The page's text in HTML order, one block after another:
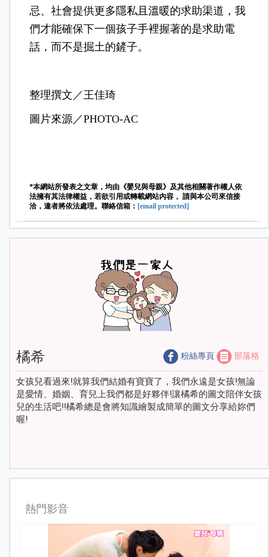
忌、社會提供更多隱私且溫暖的求助渠道，我
們才能確保下一個孩子手裡握著的是求助電
話，而不是掘土的鏟子。
整理撰文／王佳琦
圖片來源／PHOTO-AC
*本網站所發表之文章，均由《嬰兒與母親》及其他相關著作權人依
法擁有其法律權益，若欲引用或轉載網站內容， 請與本公司來信接
洽，違者將依法處理。聯絡信箱： [email protected]
橘希 粉絲專頁 部落格
女孩兒看過來!就算我們結婚有寶寶了，我們永遠是女孩!無論
是愛情、婚姻、育兒上我們都是好夥伴!讓橘希的圖文陪伴女孩
兒的生活吧!!橘希總是會將知識繪製成簡單的圖文分享給妳們
喔!
熱門影音